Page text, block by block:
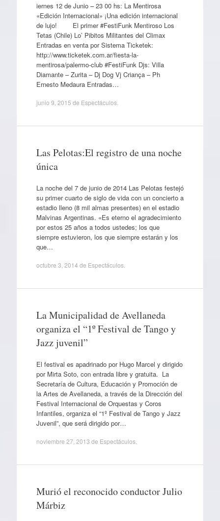
iernes 12 de Junio – 23 00 hs: La Mentirosa
«Edición Internacional» ¡Una edición internacional
de lujo! El primer #FestiFunk Mentiroso Los
Tetas (Chile) Lo’ Pibitos Militantes del Climax
Entradas en venta por Sistema Ticketek:
http://www.ticketek.com.ar/fiesta-la-
mentirosa/palermo-club #FestiFunk Djs: Villa
Diamante – Zurita – Dj Dog Vj Criança – Ph
Ernesto Medaura Entradas…
junio 9, 2015 de Espectáculos.
Las Pelotas:El registro de una noche
única
La noche del 7 de junio de 2014 Las Pelotas festejó
su primer cuarto de siglo de vida con un concierto a
estadio lleno (8 mil almas presentes) en el estadio
Malvinas Argentinas. «Es eterno el agradecimiento
por estos 25 años a todos ustedes; los que
siempre estuvieron, los que siempre estarán y los
que…
octubre 3, 2014 de Espectáculos.
La Municipalidad de Avellaneda
organiza el “1º Festival de Tango y
Jazz juvenil”
El festival es apadrinado por Hugo Marcel y dirigido
por Mirta Soto, con entrada libre y gratuita. La
Secretaría de Cultura, Educación y Promoción de
la Artes de Avellaneda, a través de la Dirección del
Festival Internacional de Orquestas y Coros
Infantiles, organiza el “1º Festival de Tango y Jazz
Juvenil”, que será dirigido por…
noviembre 27, 2013 de Espectáculos.
Murió el reconocido conductor Julio
Márbiz